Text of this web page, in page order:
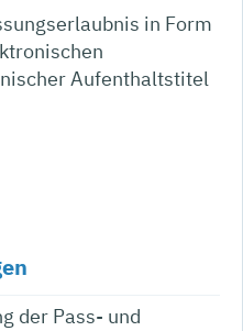
in Form
Aufenthaltstitel
der Pass- und